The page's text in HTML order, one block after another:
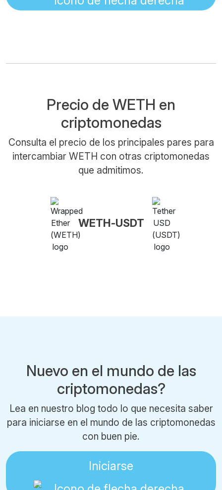
Precio de WETH en
criptomonedas
Consulta el precio de los principales pares para
intercambiar WETH con otras criptomonedas
que admitimos.
WETH-USDT
Nuevo en el mundo de las
criptomonedas?
Lea en nuestro blog todo lo que necesita saber
para iniciarse en el mundo de las criptomonedas
con buen pie.
Iniciarse